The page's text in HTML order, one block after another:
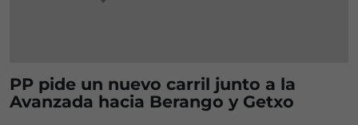
PP pide un nuevo carril junto a la
Avanzada hacia Berango y Getxo